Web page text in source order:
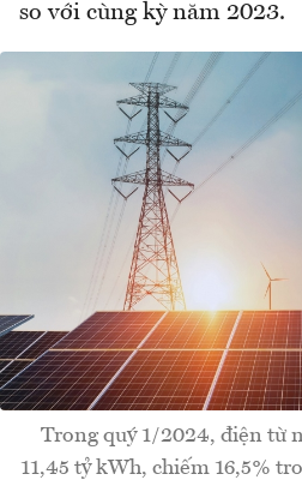
so với cùng kỳ năm 2023.
Trong quý 1/2024, điện từ
11,45 tỷ kWh, chiếm 16,5%